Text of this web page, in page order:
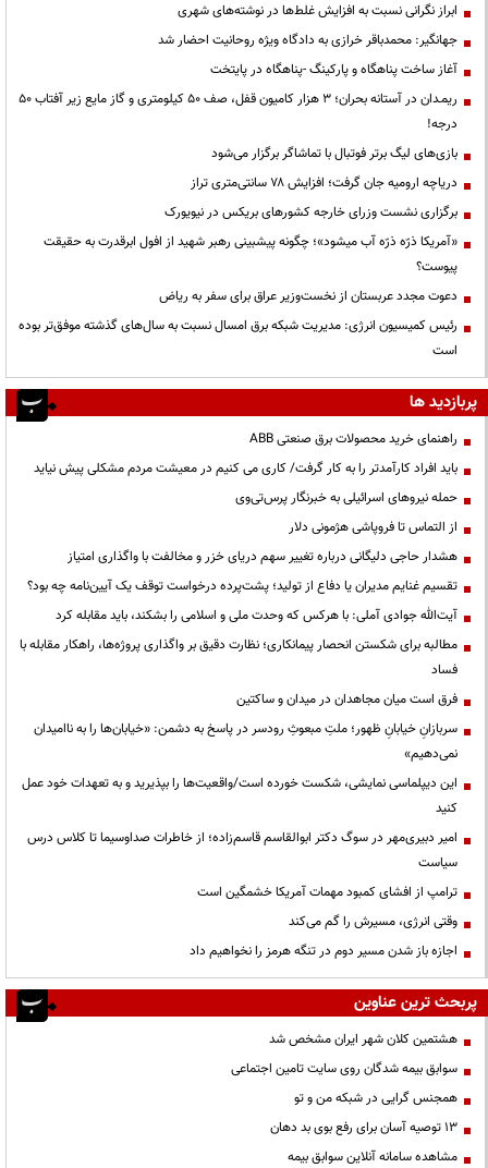
ابراز نگرانی نسبت به افزایش غلط‌ها در نوشته‌های شهری
جهانگیر: محمدباقر خرازی به دادگاه ویژه روحانیت احضار شد
آغاز ساخت پناهگاه و پارکینگ -پناهگاه در پایتخت
ریمـدان در آستانه بحران؛ ۳ هزار کامیون قفل، صف ۵۰ کیلومتری و گاز مایع زیر آفتاب ۵۰
درجه!
بازی‌های لیگ برتر فوتبال با تماشاگر برگزار می‌شود
دریاچه ارومیه جان گرفت؛ افزایش ۷۸ سانتی‌متری تراز
برگزاری نشست وزرای خارجه کشورهای بریکس در نیویورک
«آمریکا ذرّه ذرّه آب میشود»؛ چگونه پیشبینی رهبر شهید از افول ابرقدرت به حقیقت
پیوست؟
دعوت مجدد عربستان از نخست‌وزیر عراق برای سفر به ریاض
رئیس کمیسیون انرژی: مدیریت شبکه برق امسال نسبت به سال‌های گذشته موفق‌تر بوده
است
پربازدید ها
راهنمای خرید محصولات برق صنعتی ABB
باید افراد کارآمدتر را به کار گرفت/ کاری می کنیم در معیشت مردم مشکلی پیش نیاید
حمله نیروهای اسرائیلی به خبرنگار پرس‌تی‌وی
از التماس تا فروپاشی هژمونی دلار
هشدار حاجی دلیگانی درباره تغییر سهم دریای خزر و مخالفت با واگذاری امتیاز
تقسیم غنایم مدیران یا دفاع از تولید؛ پشت‌پرده درخواست توقف یک آیین‌نامه چه بود؟
آیت‌الله جوادی آملی: با هرکس که وحدت ملی و اسلامی را بشکند، باید مقابله کرد
مطالبه برای شکستن انحصار پیمانکاری؛ نظارت دقیق بر واگذاری پروژه‌ها، راهکار مقابله با
فساد
فرق است میان مجاهدان در میدان و ساکتین
سربازانِ خیابانِ ظهور؛ ملتِ مبعوثِ رودسر در پاسخ به دشمن: «خیابان‌ها را به ناامیدان
نمی‌دهیم»
این دیپلماسی نمایشی، شکست خورده است/واقعیت‌ها را بپذیرید و به تعهدات خود عمل
کنید
امیر دبیری‌مهر در سوگ دکتر ابوالقاسم قاسم‌زاده؛ از خاطرات صداوسیما تا کلاس درس
سیاست
ترامپ از افشای کمبود مهمات آمریکا خشمگین است
وقتی انرژی، مسیرش را گم می‌کند
اجازه باز شدن مسیر دوم در تنگه هرمز را نخواهیم داد
پربحث ترین عناوین
هشتمین کلان شهر ایران مشخص شد
سوابق بیمه شدگان روی سایت تامین اجتماعی
همجنس گرایی در شبکه من و تو
13 توصیه آسان برای رفع بوی بد دهان
مشاهده سامانه آنلاين سوابق بیمه